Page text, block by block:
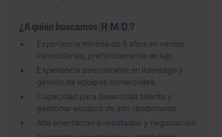
¿A quién buscamos (H/M/D)?
Experiencia mínima de 5 años en ventas
inmobiliarias, preferiblemente en lujo.
Experiencia demostrable en liderazgo y
gestión de equipos comerciales.
Capacidad para desarrollar talento y
gestionar equipos de alto rendimiento.
Alta orientación a resultados y negociación.